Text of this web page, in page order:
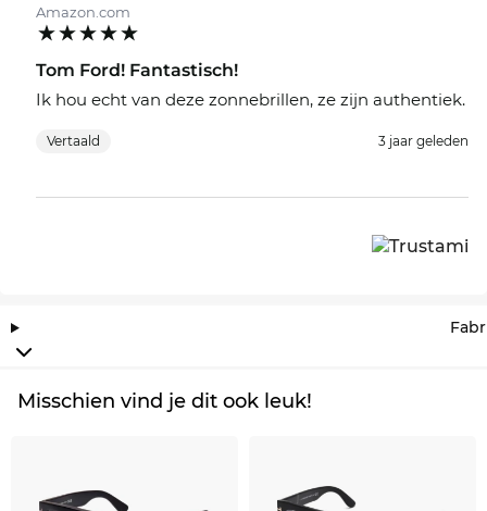
Amazon.com
Tom Ford! Fantastisch!
Ik hou echt van deze zonnebrillen, ze zijn authentiek.
Vertaald 3 jaar geleden
Misschien vind je dit ook leuk!